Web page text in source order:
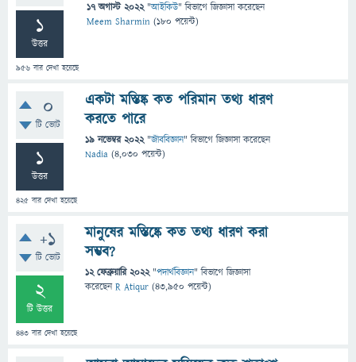
1
উত্তর
956 বার দেখা হয়েছে
17 অগাস্ট 2022 "আইকিউ" বিভাগে জিজ্ঞাসাকরেছেন
Meem Sharmin (180 পয়েন্ট)
0
টি ভোট
1
উত্তর
425 বার দেখা হয়েছে
একটা মস্তিষ্ক কত পরিমান তথ্য ধারণ
করতে পারে
19 নভেম্বর 2022 "জীববিজ্ঞান" বিভাগে জিজ্ঞাসাকরেছেন
Nadia (4,030 পয়েন্ট)
+1
টি ভোট
2
টি উত্তর
443 বার দেখা হয়েছে
মানুষের মস্তিষ্কে কত তথ্য ধারণ করা
সম্ভব?
12 ফেব্রুয়ারি 2022 "পদার্থবিজ্ঞান" বিভাগে জিজ্ঞাসা
করেছেনR Atiqur (43,950 পয়েন্ট)